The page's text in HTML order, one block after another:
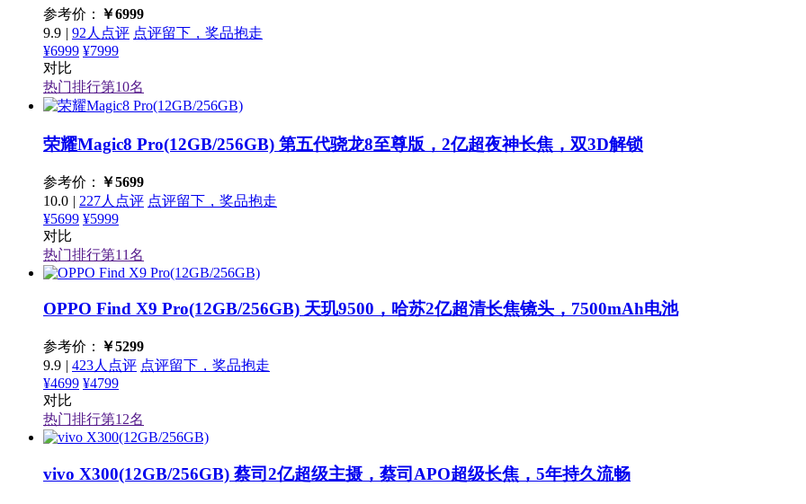
参考价： ￥6999
9.9 | 92人点评 点评留下，奖品抱走
¥6999 ¥7999
对比
热门排行第10名
荣耀Magic8 Pro(12GB/256GB) 第五代骁龙8至尊版，2亿超夜神长焦，双3D解锁
参考价： ￥5699
10.0 | 227人点评 点评留下，奖品抱走
¥5699 ¥5999
对比
热门排行第11名
OPPO Find X9 Pro(12GB/256GB) 天玑9500，哈苏2亿超清长焦镜头，7500mAh电池
参考价： ￥5299
9.9 | 423人点评 点评留下，奖品抱走
¥4699 ¥4799
对比
热门排行第12名
vivo X300(12GB/256GB) 蔡司2亿超级主摄，蔡司APO超级长焦，5年持久流畅